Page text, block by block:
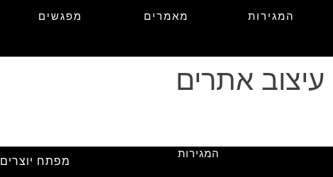
המגירות מאמרים מפגשים
עיצוב אתרים
המגירות
מפתח יוצרים